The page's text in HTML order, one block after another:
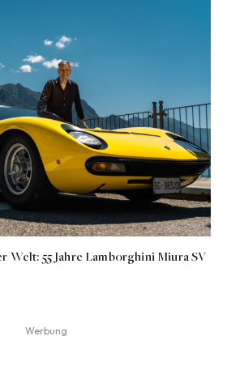
Welt: 55 Jahre Lamborghini Miura SV
Werbung